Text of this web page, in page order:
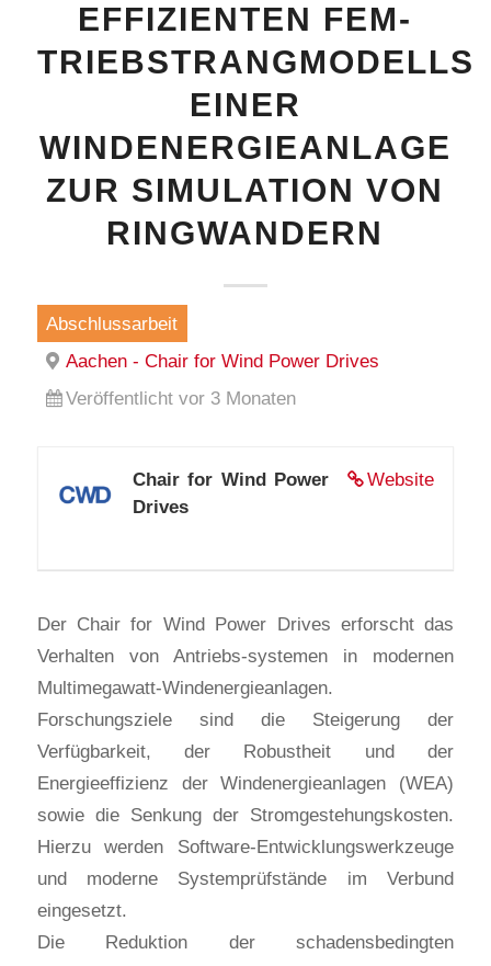
EFFIZIENTEN FEM-
TRIEBSTRANGMODELLS
EINER
WINDENERGIEANLAGE
ZUR SIMULATION VON
RINGWANDERN
Abschlussarbeit
Aachen - Chair for Wind Power Drives
Veröffentlicht vor 3 Monaten
Website
Chair for Wind Power
Drives
Der Chair for Wind Power Drives erforscht das
Verhalten von Antriebs-systemen in modernen
Multimegawatt-Windenergieanlagen.
Forschungsziele sind die Steigerung der
Verfügbarkeit, der Robustheit und der
Energieeffizienz der Windenergieanlagen (WEA)
sowie die Senkung der Stromgestehungskosten.
Hierzu werden Software-Entwicklungswerkzeuge
und moderne Systemprüfstände im Verbund
eingesetzt.
Die Reduktion der schadensbedingten